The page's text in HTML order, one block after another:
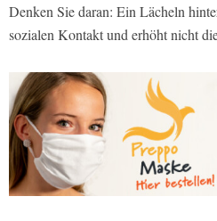
Denken Sie daran: Ein Lächeln
sozialen Kontakt und erhöht nicht